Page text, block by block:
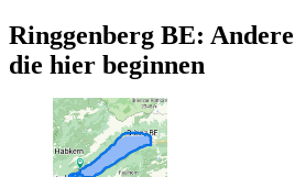
Ringgenberg BE:
die hier beginnen